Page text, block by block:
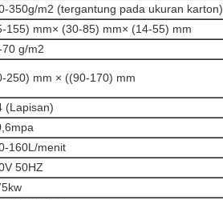
350g/m2 (tergantung pada ukuran karton)
155) mm× (30-85) mm× (14-55) mm
g/m2
250) mm × ((90-170) mm
(Lapisan)
160L/menit
50HZ